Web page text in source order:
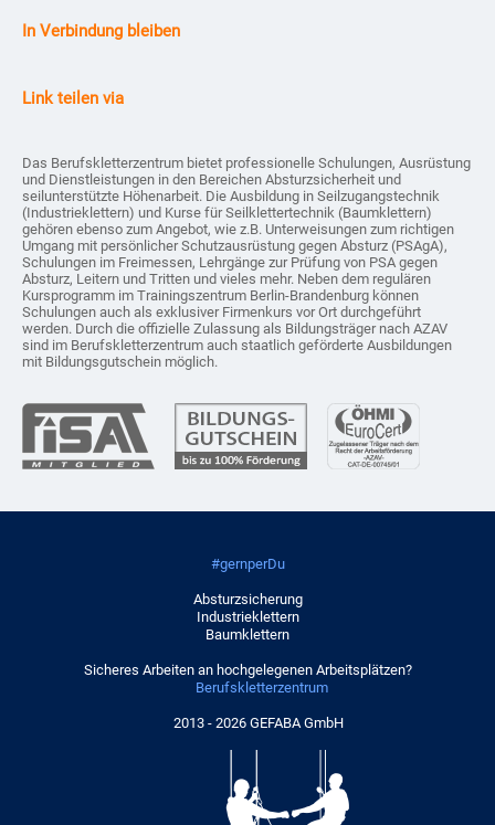
In Verbindung bleiben
Link teilen via
Das Berufskletterzentrum bietet professionelle Schulungen, Ausrüstung
und Dienstleistungen in den Bereichen Absturzsicherheit und
seilunterstützte Höhenarbeit. Die Ausbildung in Seilzugangstechnik
(Industrieklettern) und Kurse für Seilklettertechnik (Baumklettern)
gehören ebenso zum Angebot, wie z.B. Unterweisungen zum richtigen
Umgang mit persönlicher Schutzausrüstung gegen Absturz (PSAgA),
Schulungen im Freimessen, Lehrgänge zur Prüfung von PSA gegen
Absturz, Leitern und Tritten und vieles mehr. Neben dem regulären
Kursprogramm im Trainingszentrum Berlin-Brandenburg können
Schulungen auch als exklusiver Firmenkurs vor Ort durchgeführt
werden. Durch die offizielle Zulassung als Bildungsträger nach AZAV
sind im Berufskletterzentrum auch staatlich geförderte Ausbildungen
mit Bildungsgutschein möglich.
#gernperDu
Absturzsicherung
Industrieklettern
Baumklettern
Sicheres Arbeiten an hochgelegenen Arbeitsplätzen?
Berufskletterzentrum
2013 - 2026 GEFABA GmbH